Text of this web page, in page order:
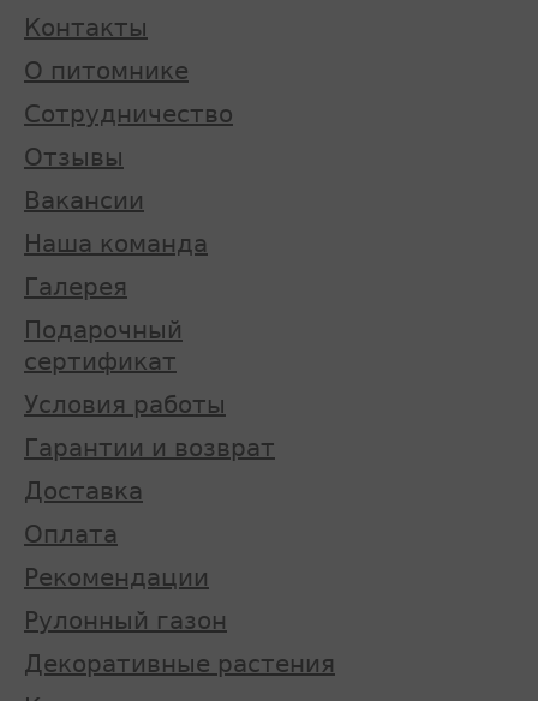
Контакты
О питомнике
Сотрудничество
Отзывы
Вакансии
Наша команда
Галерея
Подарочный
сертификат
Условия работы
Гарантии и возврат
Доставка
Оплата
Рекомендации
Рулонный газон
Декоративные растения